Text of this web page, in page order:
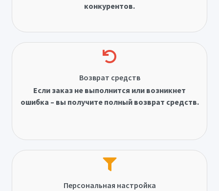
конкурентов.
Возврат средств
Если заказ не выполнится или возникнет
ошибка – вы получите полный возврат средств.
Персональная настройка